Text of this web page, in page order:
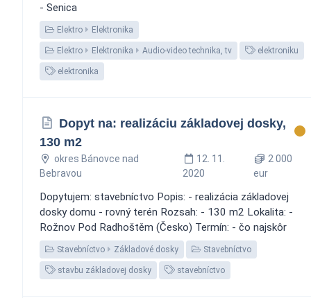
- Senica
Elektro Elektronika
Elektro Elektronika Audio-video technika, tv elektroniku
elektronika
Dopyt na: realizáciu základovej dosky,
130 m2
okres Bánovce nad
Bebravou
12. 11.
2020
2 000
eur
Dopytujem: stavebníctvo Popis: - realizácia základovej
dosky domu - rovný terén Rozsah: - 130 m2 Lokalita: -
Rožnov Pod Radhoštěm (Česko) Termín: - čo najskôr
Stavebníctvo Základové dosky Stavebníctvo
stavbu základovej dosky stavebníctvo